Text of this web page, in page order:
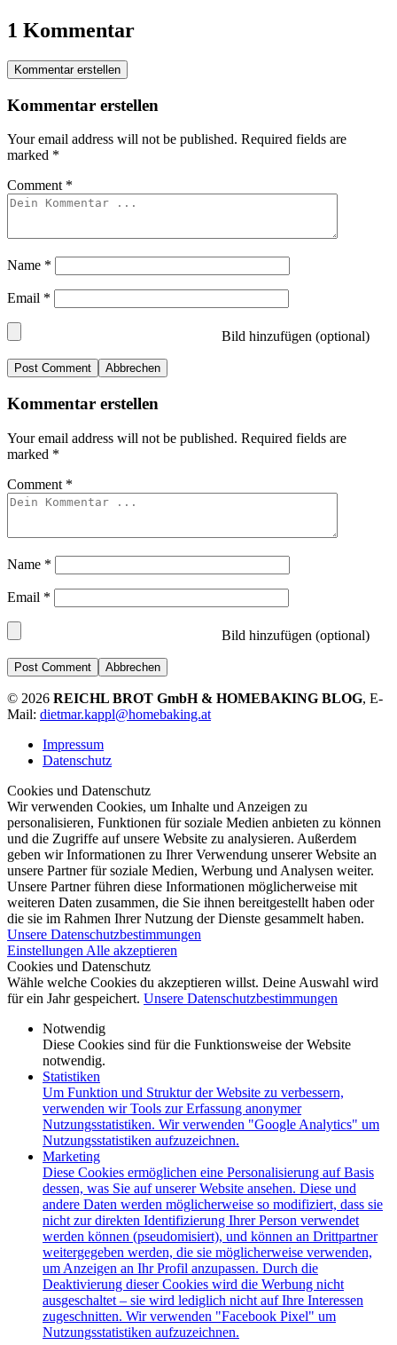
1 Kommentar
Kommentar erstellen
Kommentar erstellen
Your email address will not be published. Required fields are
marked *
Comment *
Name *
Email *
Bild hinzufügen (optional)
Abbrechen
Kommentar erstellen
Your email address will not be published. Required fields are
marked *
Comment *
Name *
Email *
Bild hinzufügen (optional)
Abbrechen
© 2026 REICHL BROT GmbH & HOMEBAKING BLOG, E-
Mail: dietmar.kappl@homebaking.at
Impressum
Datenschutz
Cookies und Datenschutz
Wir verwenden Cookies, um Inhalte und Anzeigen zu
personalisieren, Funktionen für soziale Medien anbieten zu können
und die Zugriffe auf unsere Website zu analysieren. Außerdem
geben wir Informationen zu Ihrer Verwendung unserer Website an
unsere Partner für soziale Medien, Werbung und Analysen weiter.
Unsere Partner führen diese Informationen möglicherweise mit
weiteren Daten zusammen, die Sie ihnen bereitgestellt haben oder
die sie im Rahmen Ihrer Nutzung der Dienste gesammelt haben.
Unsere Datenschutzbestimmungen
Einstellungen Alle akzeptieren
Cookies und Datenschutz
Wähle welche Cookies du akzeptieren willst. Deine Auswahl wird
für ein Jahr gespeichert. Unsere Datenschutzbestimmungen
Notwendig
Diese Cookies sind für die Funktionsweise der Website
notwendig.
Statistiken
Um Funktion und Struktur der Website zu verbessern,
verwenden wir Tools zur Erfassung anonymer
Nutzungsstatistiken. Wir verwenden "Google Analytics" um
Nutzungsstatistiken aufzuzeichnen.
Marketing
Diese Cookies ermöglichen eine Personalisierung auf Basis
dessen, was Sie auf unserer Website ansehen. Diese und
andere Daten werden möglicherweise so modifiziert, dass sie
nicht zur direkten Identifizierung Ihrer Person verwendet
werden können (pseudomisiert), und können an Drittpartner
weitergegeben werden, die sie möglicherweise verwenden,
um Anzeigen an Ihr Profil anzupassen. Durch die
Deaktivierung dieser Cookies wird die Werbung nicht
ausgeschaltet – sie wird lediglich nicht auf Ihre Interessen
zugeschnitten. Wir verwenden "Facebook Pixel" um
Nutzungsstatistiken aufzuzeichnen.